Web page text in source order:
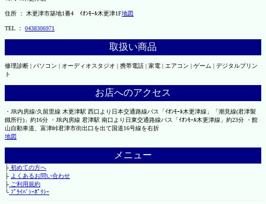
住所 ： 木更津市築地1番4 ｲｵﾝﾓｰﾙ木更津1F地図
TEL ： 0438306971
取扱い商品
修理診断 | パソコン | オーディオスタジオ | 携帯電話 | 家電 | エアコン | ゲーム | デジタルプリン
ト
お店へのアクセス
・JR内房線/久留里線 木更津駅 西口より日本交通路線バス「ｲｵﾝﾓｰﾙ木更津線」「潮見線(君津製
鐵所行)」約16分 ・JR内房線 君津駅 南口より日東交通路線バス「ｲｵﾝﾓｰﾙ木更津線」約23分 ・館
山自動車道、富津峠君津市街出口を出て国道16号線を右折
地図
メニュー
├初めての方へ
├ よくあるお問い合わせ
├ご利用規約
└ﾌﾟﾗｲﾊﾞｼｰﾎﾟﾘｼｰ